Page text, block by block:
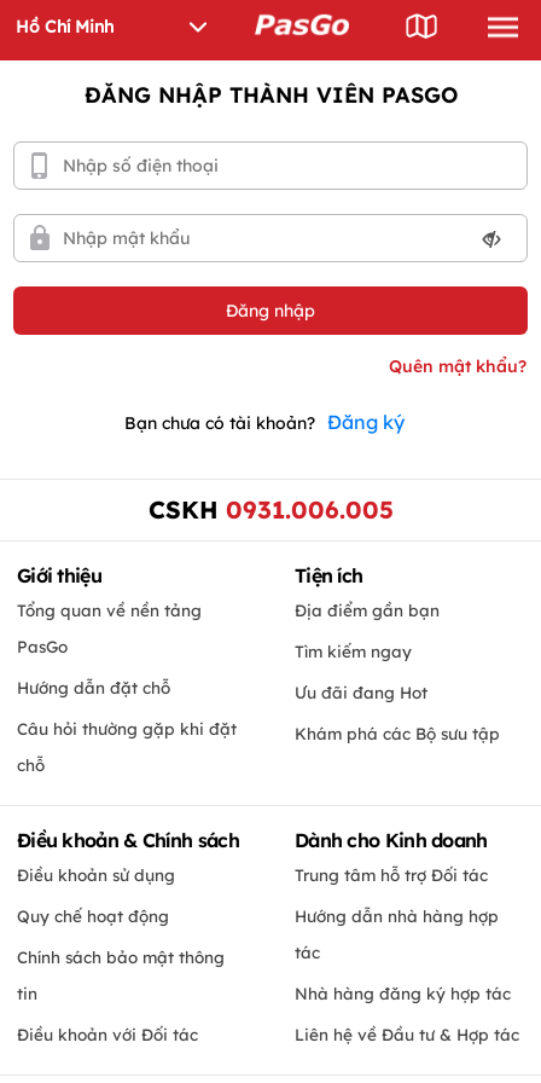
ĐĂNG NHẬP THÀNH VIÊN PASGO
Bạn chưa có tài khoản? Đăng ký
CSKH 0931.006.005
Giới thiệu
Tổng quan về nền tảng
PasGo
Hướng dẫn đặt chỗ
Câu hỏi thường gặp khi đặt
chỗ
Tiện ích
Địa điểm gần bạn
Tìm kiếm ngay
Ưu đãi đang Hot
Khám phá các Bộ sưu tập
Điều khoản & Chính sách
Điều khoản sử dụng
Quy chế hoạt động
Chính sách bảo mật thông
tin
Điều khoản với Đối tác
Dành cho Kinh doanh
Trung tâm hỗ trợ Đối tác
Hướng dẫn nhà hàng hợp
tác
Nhà hàng đăng ký hợp tác
Liên hệ về Đầu tư & Hợp tác